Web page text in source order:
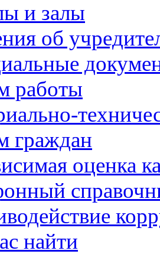
и залы
об
работы
граждан
оценка
найти